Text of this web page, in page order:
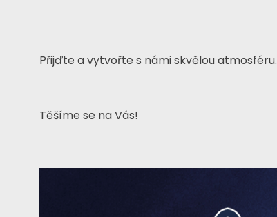
Přijďte a vytvořte s námi skvělou atmosféru.
Těšíme se na Vás!